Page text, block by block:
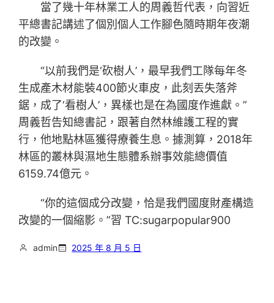
當了幾十年林業工人的周義哲代表，向習近
平總書記講述了個別個人工作腳色隨時期年夜潮
的改變。
“以前我們是‘砍樹人’，最早我們工隊每年冬
生成產木材能裝400節火車皮，此刻丟失落斧
鋸，成了‘看樹人’，異樣也是在為國度作進獻。”
周義哲告知總書記，跟著自然林維護工程的實
行，他地點林區獲得療養生息。據測算，2018年
林區的叢林與濕地生態體系辦事效能總價值
6159.74億元。
“你的這個成分改變，恰是我們國度財產構造
改變的一個縮影。”習 TC:sugarpopular900
admin 2025 年 8 月 5 日